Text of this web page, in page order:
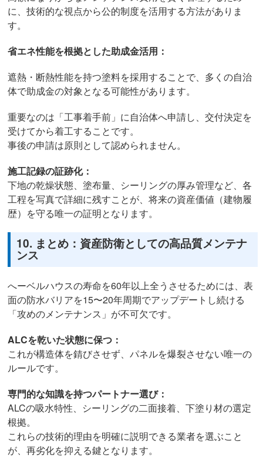
に、技術的な視点から公的制度を活用する方法がありま
す。
省エネ性能を根拠とした助成金活用：
遮熱・断熱性能を持つ塗料を採用することで、多くの自治
体で助成金の対象となる可能性があります。
重要なのは「工事着手前」に自治体へ申請し、交付決定を
受けてから着工することです。
事後の申請は原則として認められません。
施工記録の証跡化：
下地の乾燥状態、塗布量、シーリングの厚み管理など、各
工程を写真で詳細に残すことが、将来の資産価値（建物履
歴）を守る唯一の証明となります。
10. まとめ：資産防衛としての高品質メンテナ
ンス
へーベルハウスの寿命を60年以上全うさせるためには、表
面の防水バリアを15〜20年周期でアップデートし続ける
「攻めのメンテナンス」が不可欠です。
ALCを乾いた状態に保つ：
これが構造体を錆びさせず、パネルを爆裂させない唯一の
ルールです。
専門的な知識を持つパートナー選び：
ALCの吸水特性、シーリングの二面接着、下塗り材の選定
根拠。
これらの技術的理由を明確に説明できる業者を選ぶこと
が、再劣化を抑える鍵となります。